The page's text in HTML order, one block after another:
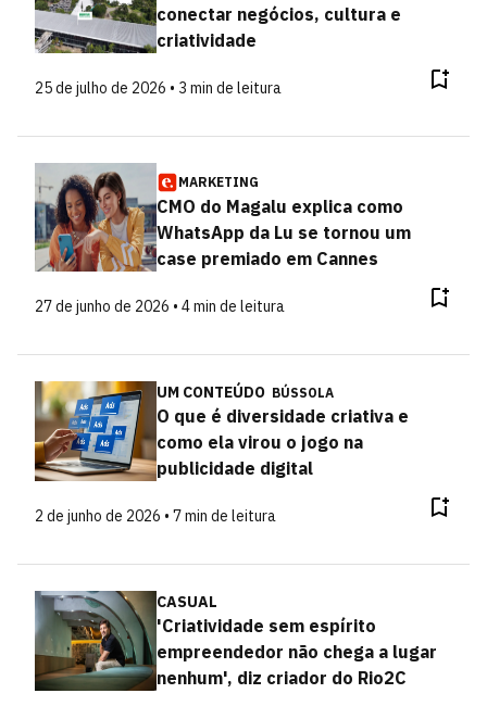
conectar negócios, cultura e
criatividade
25 de julho de 2026 • 3 min de leitura
MARKETING
CMO do Magalu explica como
WhatsApp da Lu se tornou um
case premiado em Cannes
27 de junho de 2026 • 4 min de leitura
UM CONTEÚDO BÚSSOLA
O que é diversidade criativa e
como ela virou o jogo na
publicidade digital
2 de junho de 2026 • 7 min de leitura
CASUAL
'Criatividade sem espírito
empreendedor não chega a lugar
nenhum', diz criador do Rio2C